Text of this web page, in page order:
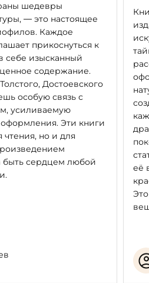
шедевры
— это настоящее
Каждое
прикоснуться к
себе изысканный
содержание.
Достоевского
особую связь с
усиливаемую
Эти книги
чтения, но и для
быть сердцем любой
её